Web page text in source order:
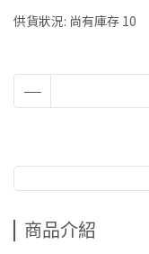
供貨狀況: 尚有庫存 10
商品介紹